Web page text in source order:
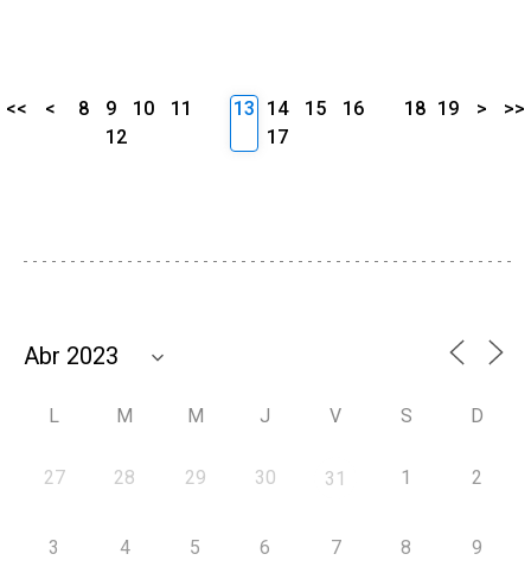
<< < 8 9 10
11
12
13 14 15
16
17
18 19 > >>
L M M J V S D
27 28 29 30 31 1 2
3 4 5 6 7 8 9